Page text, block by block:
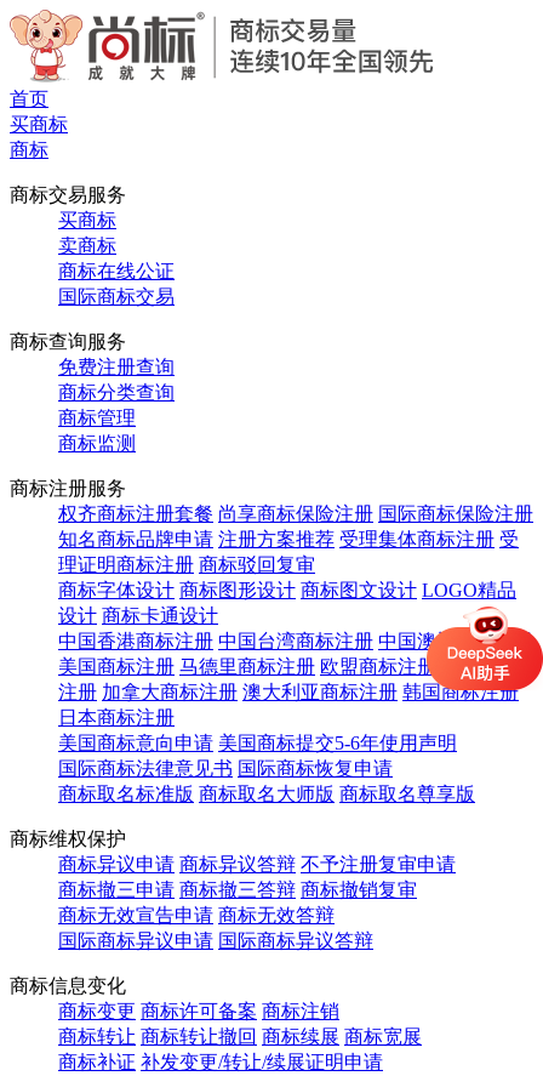
首页
买商标
商标
商标交易服务
买商标
卖商标
商标在线公证
国际商标交易
商标查询服务
免费注册查询
商标分类查询
商标管理
商标监测
商标注册服务
权齐商标注册套餐 尚享商标保险注册 国际商标保险注册
知名商标品牌申请 注册方案推荐 受理集体商标注册 受
理证明商标注册 商标驳回复审
商标字体设计 商标图形设计 商标图文设计 LOGO精品
设计 商标卡通设计
中国香港商标注册 中国台湾商标注册 中国澳门商标注册
美国商标注册 马德里商标注册 欧盟商标注册
英国商标
注册 加拿大商标注册 澳大利亚商标注册 韩国商标注册
日本商标注册
美国商标意向申请 美国商标提交5-6年使用声明
国际商标法律意见书 国际商标恢复申请
商标取名标准版 商标取名大师版 商标取名尊享版
商标维权保护
商标异议申请 商标异议答辩 不予注册复审申请
商标撤三申请 商标撤三答辩 商标撤销复审
商标无效宣告申请 商标无效答辩
国际商标异议申请 国际商标异议答辩
商标信息变化
商标变更 商标许可备案 商标注销
商标转让 商标转让撤回 商标续展 商标宽展
商标补证 补发变更/转让/续展证明申请